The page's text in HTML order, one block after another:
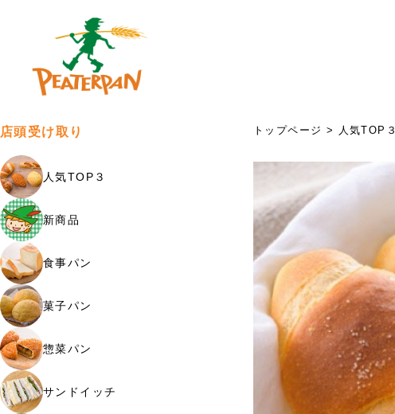
店頭受け取り
人気TOP３
新商品
食事パン
菓子パン
惣菜パン
サンドイッチ
トップページ > 人気TOP３